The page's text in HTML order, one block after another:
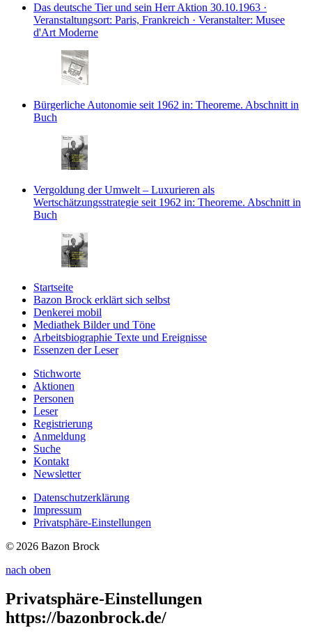
Das deutsche Tier und sein Herr Aktion 30.10.1963 ·
Veranstaltungsort: Paris, Frankreich · Veranstalter: Musee
d'Art Moderne
Bürgerliche Autonomie seit 1962 in: Theoreme. Abschnitt in
Buch
Vergoldung der Umwelt – Luxurieren als
Wertschätzungsstrategie seit 1962 in: Theoreme. Abschnitt in
Buch
Startseite
Bazon Brock erklärt sich selbst
Denkerei mobil
Mediathek Bilder und Töne
Arbeitsbiographie Texte und Ereignisse
Essenzen der Leser
Stichworte
Aktionen
Personen
Leser
Registrierung
Anmeldung
Suche
Kontakt
Newsletter
Datenschutzerklärung
Impressum
Privatsphäre-Einstellungen
© 2026 Bazon Brock
nach oben
Privatsphäre-Einstellungen
https://bazonbrock.de/